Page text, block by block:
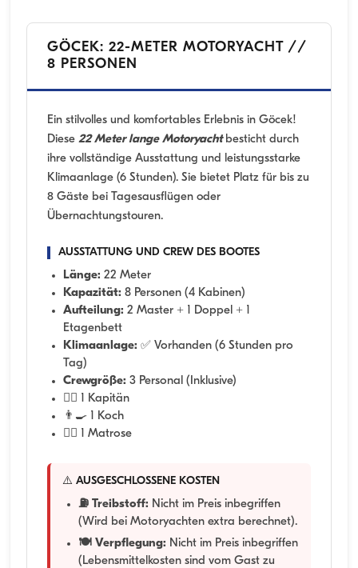
GÖCEK: 22-METER MOTORYACHT //
8 PERSONEN
Ein stilvolles und komfortables Erlebnis in Göcek!
Diese 22 Meter lange Motoryachtbesticht durch
ihre vollständige Ausstattung und leistungsstarke
Klimaanlage (6 Stunden). Sie bietet Platz für bis zu
8 Gäste bei Tagesausflügen oder
Übernachtungstouren.
AUSSTATTUNG UND CREW DES BOOTES
Länge: 22 Meter
Kapazität: 8 Personen (4 Kabinen)
Aufteilung: 2 Master + 1 Doppel + 1
Etagenbett
Klimaanlage: ✅ Vorhanden (6 Stunden pro
Tag)
Crewgröße: 3 Personal (Inklusive)
👨‍✈️ 1 Kapitän
👨‍🍳 1 Koch
🧑‍✈️ 1 Matrose
⚠️ AUSGESCHLOSSENE KOSTEN
⛽ Treibstoff: Nicht im Preis inbegriffen
(Wird bei Motoryachten extra berechnet).
🍽️ Verpflegung: Nicht im Preis inbegriffen
(Lebensmittelkosten sind vom Gast zu